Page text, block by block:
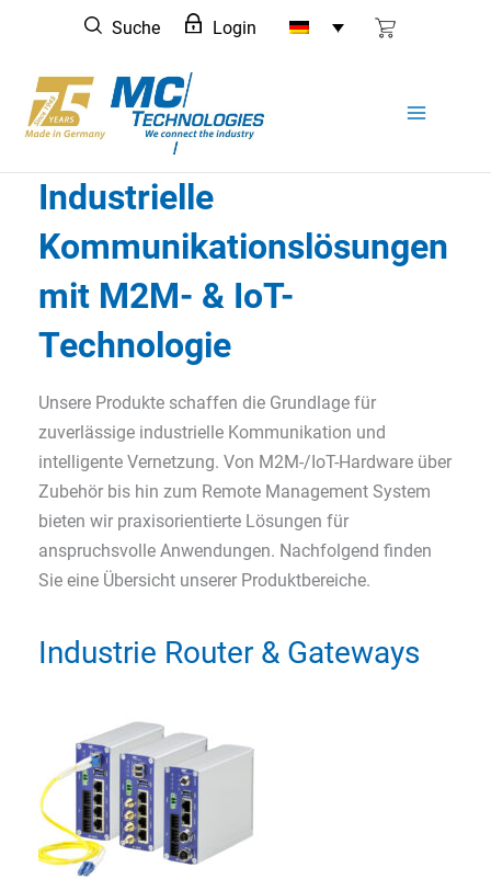
springen
Suche Login
Industrielle
Kommunikationslösungen
mit M2M- & IoT-
Technologie
Unsere Produkte schaffen die Grundlage für
zuverlässige industrielle Kommunikation und
intelligente Vernetzung. Von M2M-/IoT-Hardware über
Zubehör bis hin zum Remote Management System
bieten wir praxisorientierte Lösungen für
anspruchsvolle Anwendungen. Nachfolgend finden
Sie eine Übersicht unserer Produktbereiche.
Industrie Router & Gateways